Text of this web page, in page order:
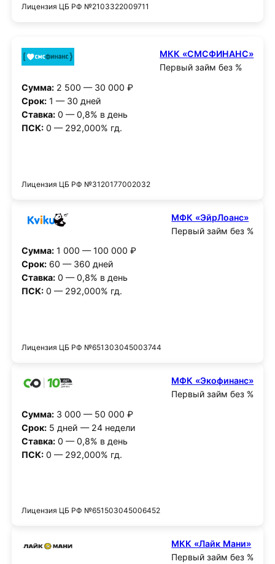
Лицензия ЦБ РФ №2103322009711
МКК «СМСФИНАНС»
Первый займ без %
Сумма:2 500 — 30 000 ₽
Срок:1 — 30 дней
Ставка:0 — 0,8% в день
ПСК:0 — 292,000% гд.
Лицензия ЦБ РФ №3120177002032
МФК «ЭйрЛоанс»
Первый займ без %
Сумма:1 000 — 100 000 ₽
Срок:60 — 360 дней
Ставка:0 — 0,8% в день
ПСК:0 — 292,000% гд.
Лицензия ЦБ РФ №651303045003744
МФК «Экофинанс»
Первый займ без %
Сумма:3 000 — 50 000 ₽
Срок:5 дней — 24 недели
Ставка:0 — 0,8% в день
ПСК:0 — 292,000% гд.
Лицензия ЦБ РФ №651503045006452
МКК «Лайк Мани»
Первый займ без %